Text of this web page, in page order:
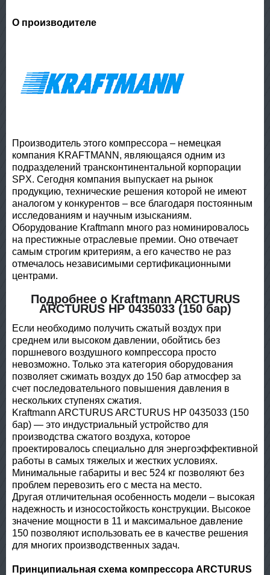
О производителе
Производитель этого компрессора – немецкая
компания KRAFTMANN, являющаяся одним из
подразделений трансконтинентальной корпорации
SPX. Сегодня компания выпускает на рынок
продукцию, технические решения которой не имеют
аналогом у конкурентов – все благодаря постоянным
исследованиям и научным изысканиям.
Оборудование Kraftmann много раз номинировалось
на престижные отраслевые премии. Оно отвечает
самым строгим критериям, а его качество не раз
отмечалось независимыми сертификационными
центрами.
Подробнее о Kraftmann ARCTURUS
ARCTURUS HP 0435033 (150 бар)
Если необходимо получить сжатый воздух при
среднем или высоком давлении, обойтись без
поршневого воздушного компрессора просто
невозможно. Только эта категория оборудования
позволяет сжимать воздух до 150 бар атмосфер за
счет последовательного повышения давления в
нескольких ступенях сжатия.
Kraftmann ARСTURUS ARCTURUS HP 0435033 (150
бар) — это индустриальный устройство для
производства сжатого воздуха, которое
проектировалось специально для энергоэффективной
работы в самых тяжелых и жестких условиях.
Минимальные габариты и вес 524 кг позволяют без
проблем перевозить его с места на место.
Другая отличительная особенность модели – высокая
надежность и износостойкость конструкции. Высокое
значение мощности в 11 и максимальное давление
150 позволяют использовать ее в качестве решения
для многих производственных задач.
Принципиальная схема компрессора ARСTURUS